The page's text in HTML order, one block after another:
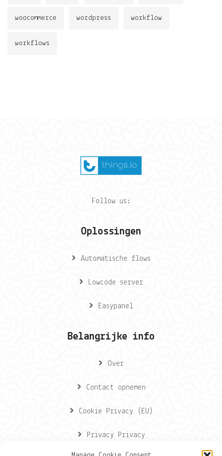
woocommerce wordpress workflow
workflows
Follow us:
Oplossingen
Automatische flows
Lowcode server
Easypanel
Belangrijke info
Over
Contact opnemen
Cookie Privacy (EU)
Privacy Privacy